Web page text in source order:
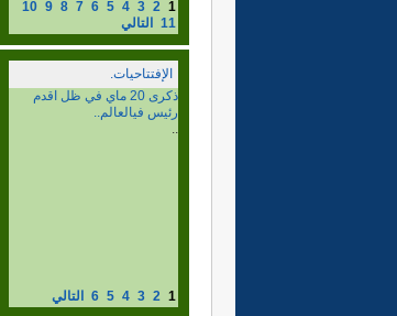
1
2
3
4
5
6
7
8
9
10
11
التالي
الإفتتاحيات.
االذكرى ال 37 ليوم الشهيد.
..
1
2
3
4
5
6 التالي